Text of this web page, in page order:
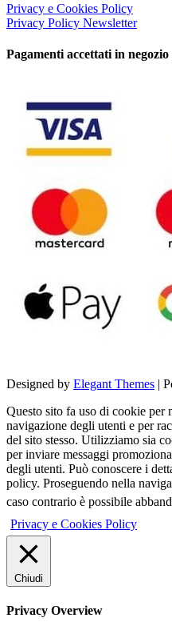
Privacy e Cookies Policy
Privacy Policy Newsletter
Pagamenti accettati in negozio
Designed by Elegant Themes |
Questo sito fa uso di cookie per
navigazione degli utenti e per
del sito stesso. Utilizziamo sia
per inviare messaggi
degli utenti. Può conoscere i
policy. Proseguendo nella
caso contrario è possibile
Privacy e Cookies Policy
Chiudi
Privacy Overview